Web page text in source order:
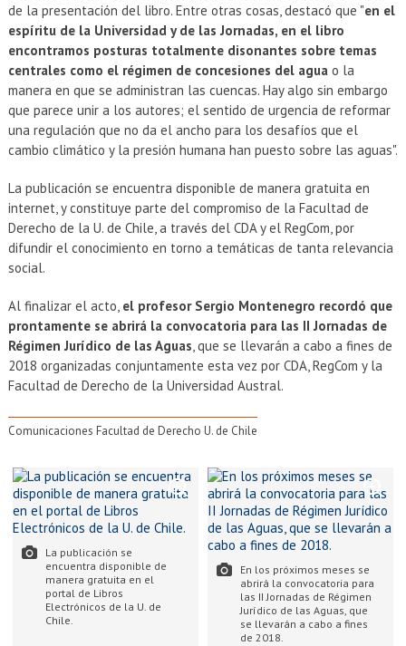
La publicación se
encuentra disponible de
manera gratuita en el
portal de Libros
Electrónicos de la U. de
Chile.
En los próximos meses se
abrirá la convocatoria para
las II Jornadas de Régimen
Jurídico de las Aguas, que
se llevarán a cabo a fines
de 2018.
de la presentación del libro. Entre otras cosas, destacó que "en el
espíritu de la Universidad y de las Jornadas, en el libro
encontramos posturas totalmente disonantes sobre temas
centrales como el régimen de concesiones del aguao la
manera en que se administran las cuencas. Hay algo sin embargo
que parece unir a los autores; el sentido de urgencia de reformar
una regulación que no da el ancho para los desafíos que el
cambio climático y la presión humana han puesto sobre las aguas".
La publicación se encuentra disponible de manera gratuita en
internet, y constituye parte del compromiso de la Facultad de
Derecho de la U. de Chile, a través del CDA y el RegCom, por
difundir el conocimiento en torno a temáticas de tanta relevancia
social.
Al finalizar el acto, el profesor Sergio Montenegro recordó que
prontamente se abrirá la convocatoria para las II Jornadas de
Régimen Jurídico de las Aguas, que se llevarán a cabo a fines de
2018 organizadas conjuntamente esta vez por CDA, RegCom y la
Facultad de Derecho de la Universidad Austral.
Comunicaciones Facultad de Derecho U. de Chile